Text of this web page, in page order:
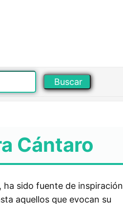
Buscar
Cántaro
sido fuente de inspiración
aquellos que evocan su